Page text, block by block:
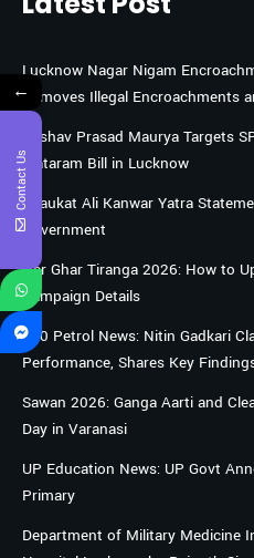
Lucknow Nagar Nigam
Removes Illegal Encroachments
Keshav Prasad Maurya Targets
Mataram Bill in Lucknow
Shaukat Ali Kanwar Yatra
Government
Har Ghar Tiranga 2026: How to
Campaign Details
E20 Petrol News: Nitin Gadkari
Performance, Shares Key
Sawan 2026: Ganga Aarti and
Day in Varanasi
UP Education News: UP Govt
Primary
Department of Military Medicine
←
Contact Us